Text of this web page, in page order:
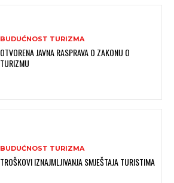
BUDUĆNOST TURIZMA
OTVORENA JAVNA RASPRAVA O ZAKONU O
TURIZMU
BUDUĆNOST TURIZMA
TROŠKOVI IZNAJMLJIVANJA SMJEŠTAJA TURISTIMA